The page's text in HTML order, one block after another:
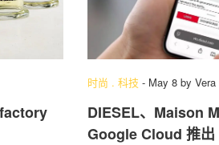
时尚 . 科技 - May 8 by Vera
DIESEL、Maison
Google Cloud 推出